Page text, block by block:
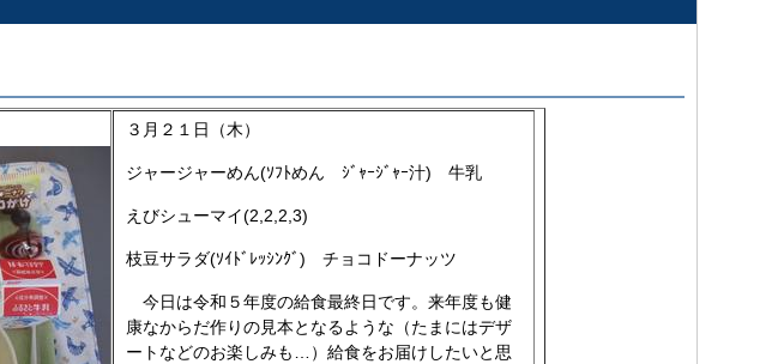
３月２１日（木）
ジャージャーめん(ｿﾌﾄめん ｼﾞｬｰｼﾞｬｰ汁) 牛乳
えびシューマイ(2,2,2,3)
枝豆サラダ(ｿｲﾄﾞﾚｯｼﾝｸﾞ) チョコドーナッツ
今日は令和５年度の給食最終日です。来年度も健
康なからだ作りの見本となるような（たまにはデザ
ートなどのお楽しみも…）給食をお届けしたいと思